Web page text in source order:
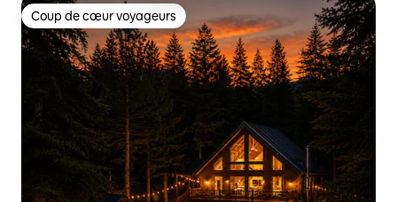
Coup de cœur voyageurs
Coup de cœur voyageurs